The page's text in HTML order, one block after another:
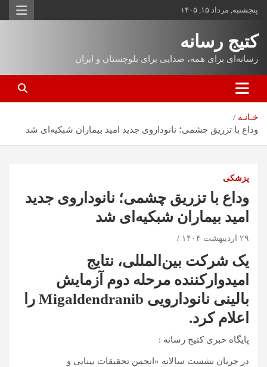
پنجشنبه, مرداد ۱۵, ۱۴۰۵
کتیج رسانه
رسانه‌ای برای همه، صدایی برای بلوچستان و ایران
خـانـه
وداع با تزریق چشمی؛ نانوداروی جدید امید بیماران شبکیه‌ای شد
پزشکی
وداع با تزریق چشمی؛ نانوداروی جدید
امید بیماران شبکیه‌ای شد
۲۹ اردیبهشت ۱۴۰۴
یک شرکت بین‌المللی، نتایج
امیدوارکننده مرحله دوم آزمایش
بالینی نانودارویی Migaldendranib را
اعلام کرد.
پایگاه خبری کتیج رسانه :
در جریان نشست سالانه «انجمن تحقیقات بینایی و